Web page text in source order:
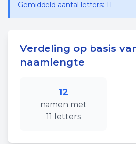
Gemiddeld aantal letters: 11
Verdeling op basis
naamlengte
12
namen met
11 letters